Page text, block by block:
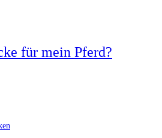
für mein Pferd?